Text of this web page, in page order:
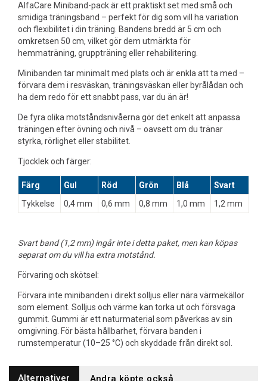
AlfaCare Miniband-pack är ett praktiskt set med små och
smidiga träningsband – perfekt för dig som vill ha variation
och flexibilitet i din träning. Bandens bredd är 5 cm och
omkretsen 50 cm, vilket gör dem utmärkta för
hemmaträning, gruppträning eller rehabilitering.
Minibanden tar minimalt med plats och är enkla att ta med –
förvara dem i resväskan, träningsväskan eller byrålådan och
ha dem redo för ett snabbt pass, var du än är!
De fyra olika motståndsnivåerna gör det enkelt att anpassa
träningen efter övning och nivå – oavsett om du tränar
styrka, rörlighet eller stabilitet.
Tjocklek och färger:
Färg Gul Röd Grön Blå
Svart
Tykkelse
0,4 mm 0,6 mm 0,8 mm 1,0 mm 1,2 mm
Svart band (1,2 mm) ingår inte i detta paket, men kan köpas
separat om du vill ha extra motstånd.
Förvaring och skötsel:
Förvara inte minibanden i direkt solljus eller nära värmekällor
som element. Solljus och värme kan torka ut och försvaga
gummit. Gummi är ett naturmaterial som påverkas av sin
omgivning. För bästa hållbarhet, förvara banden i
rumstemperatur (10–25 °C) och skyddade från direkt sol.
Alternativer Andra köpte också